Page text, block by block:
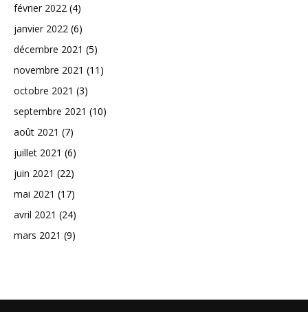
février 2022 (4)
janvier 2022 (6)
décembre 2021 (5)
novembre 2021 (11)
octobre 2021 (3)
septembre 2021 (10)
août 2021 (7)
juillet 2021 (6)
juin 2021 (22)
mai 2021 (17)
avril 2021 (24)
mars 2021 (9)